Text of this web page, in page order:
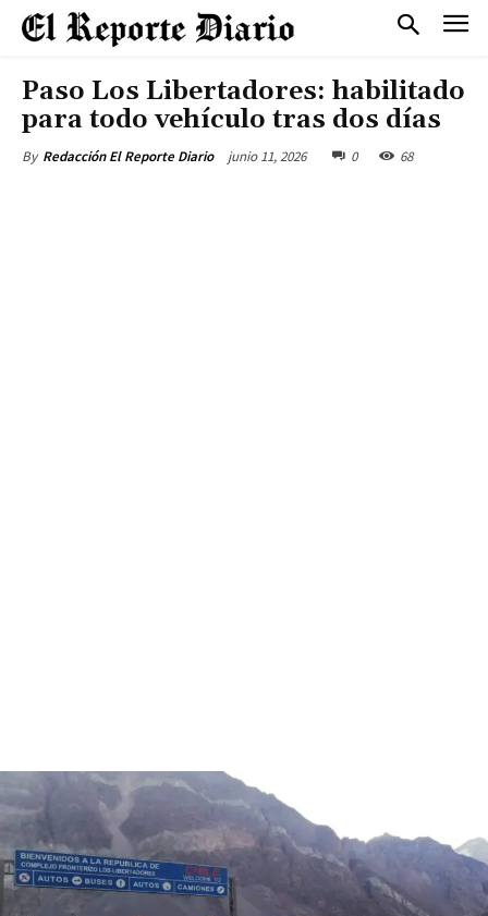
Paso Los Libertadores: habilitado
para todo vehículo tras dos días
By Redacción El Reporte Diario junio 11, 2026 0 68